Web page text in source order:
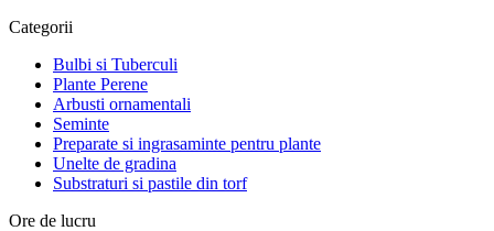
Categorii
Bulbi si Tuberculi
Plante Perene
Arbusti ornamentali
Seminte
Preparate si ingrasaminte pentru plante
Unelte de gradina
Substraturi si pastile din torf
Ore de lucru